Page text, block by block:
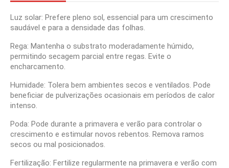
Luz solar: Prefere pleno sol, essencial para um crescimento
saudável e para a densidade das folhas.
Rega: Mantenha o substrato moderadamente húmido,
permitindo secagem parcial entre regas. Evite o
encharcamento.
Humidade: Tolera bem ambientes secos e ventilados. Pode
beneficiar de pulverizações ocasionais em períodos de calor
intenso.
Poda: Pode durante a primavera e verão para controlar o
crescimento e estimular novos rebentos. Remova ramos
secos ou mal posicionados.
Fertilização: Fertilize regularmente na primavera e verão com